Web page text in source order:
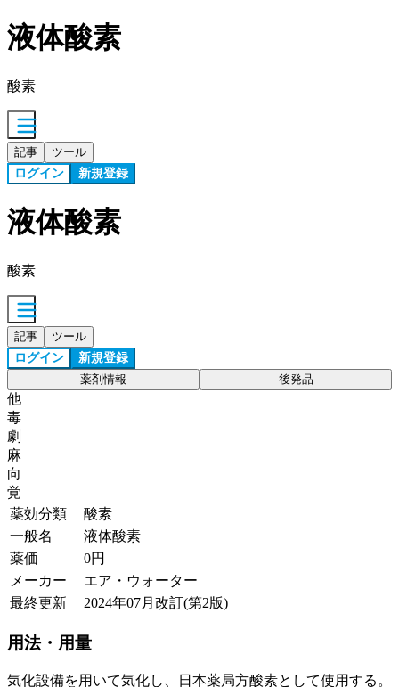
液体酸素
酸素
記事 ツール
ログイン 新規登録
液体酸素
酸素
記事 ツール
ログイン 新規登録
薬剤情報 後発品
他
毒
劇
麻
向
覚
薬効分類
酸素
一般名
液体酸素
薬価
0円
メーカー
エア・ウォーター
最終更新
2024年07月改訂(第2版)
用法・用量
気化設備を用いて気化し、日本薬局方酸素として使用する。